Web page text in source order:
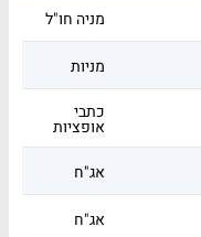
מניה חו"ל
מניות
כתבי
אופציות
אג"ח
אג"ח